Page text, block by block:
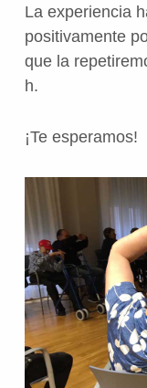
La experiencia
positivamente
que la
h.
¡Te esperamos!